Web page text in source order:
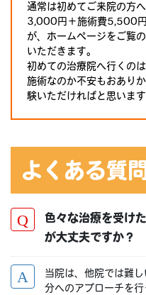
通常は初めてご来院の方
3,000円＋施術費5,500円
が、ホームページをご覧
いただきます。
初めての治療院へ行くの
施術なのか不安もおあり
験いただければと思います
よくある質問
色々な治療を受け
が大丈夫ですか？
当院は、他院では難
分へのアプローチを